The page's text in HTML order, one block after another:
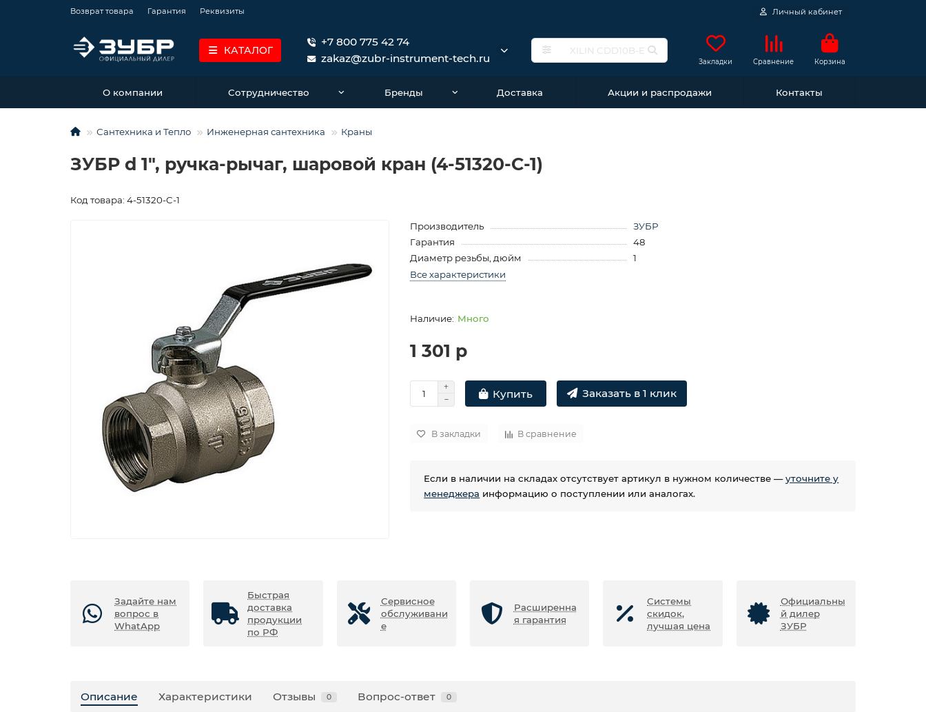
Возврат товара Гарантия Реквизиты Личный кабинет
КАТАЛОГ
+7 800 775 42 74
zakaz@zubr-instrument-tech.ru
Закладки Сравнение Корзина
О компании Сотрудничество Бренды Доставка Акции и распродажи Контакты
Сантехника и Тепло Инженерная сантехника Краны
ЗУБР d 1″, ручка-рычаг, шаровой кран (4-51320-C-1)
Код товара: 4-51320-C-1
Производитель
ЗУБР
Гарантия
48
Диаметр резьбы, дюйм
1
Все характеристики
Много
1 301 р
Купить Заказать в 1 клик
В закладки В сравнение
Если в наличии на складах отсутствует артикул в нужном количестве —уточните у
менеджера информацию о поступлении или аналогах.
Задайте нам
вопрос в
WhatApp
Быстрая
доставка
продукции
по РФ
Сервисное
обслуживани
е
Расширенна
я гарантия
Системы
скидок,
лучшая цена
Официальны
й дилер
ЗУБР
Описание Характеристики Отзывы 0 Вопрос-ответ 0